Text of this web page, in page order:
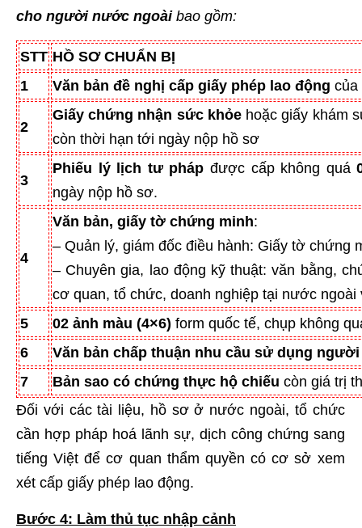
cho người nước ngoàibao gồm:
STT HỒ SƠ CHUẨN BỊ
1
Văn bản đề nghị cấp giấy phép lao động của
2
Giấy chứng nhận sức khỏehoặc giấy khám
còn thời hạn tới ngày nộp hồ sơ
3
Phiếu lý lịch tư pháp được cấp không quá
ngày nộp hồ sơ.
4
Văn bản, giấy tờ chứng minh:
– Quản lý, giám đốc điều hành: Giấy tờ chứng
– Chuyên gia, lao động kỹ thuật: văn bằng,
cơ quan, tổ chức, doanh nghiệp tại nước ngoài
5
02 ảnh màu (4×6) form quốc tế, chụp không
6
Văn bản chấp thuận nhu cầu sử dụng
7
Bản sao có chứng thực hộ chiếu còn giá trị
Đối với các tài liệu, hồ sơ ở nước ngoài, tổ chức
cần hợp pháp hoá lãnh sự, dịch công chứng sang
tiếng Việt để cơ quan thẩm quyền có cơ sở xem
xét cấp giấy phép lao động.
Bước 4: Làm thủ tục nhập cảnh